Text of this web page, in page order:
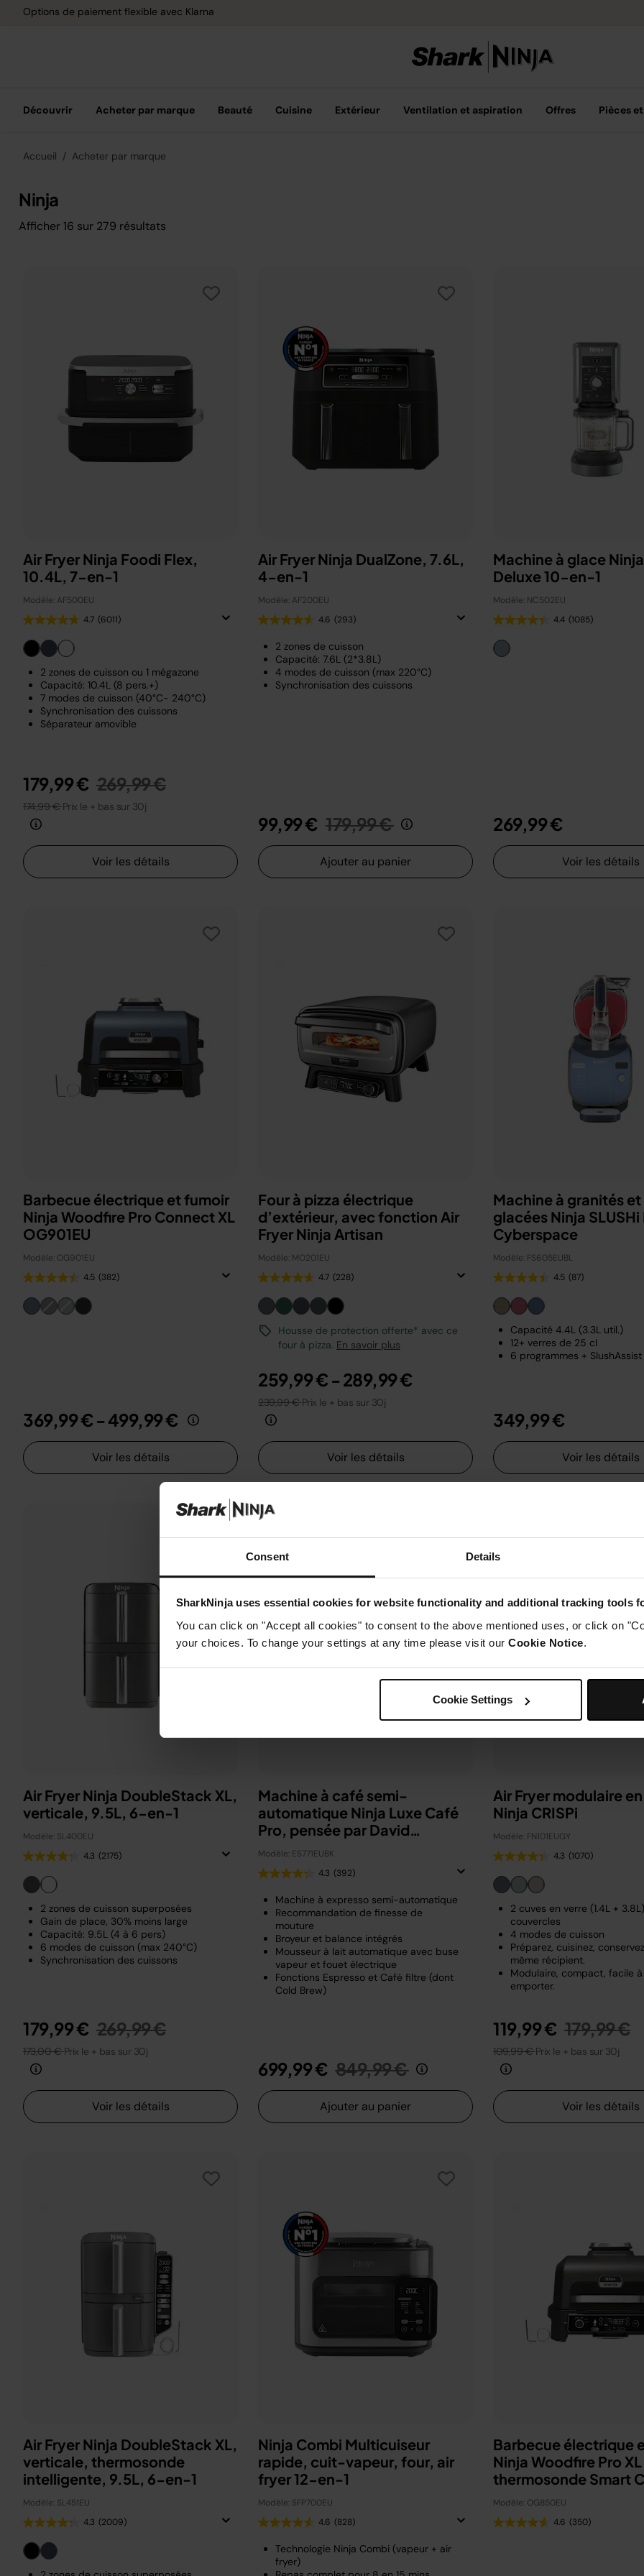
Consent Details
SharkNinja uses essential cookies for website functionality and additional tracking tools
You can click on "Accept all cookies" to consent to the above mentioned uses, or click on
your choices. To change your settings at any time please visit our Cookie Notice.
Cookie Settings
Options de paiement flexible avec Klarna Livraison
Découvrir Acheter par marque Beauté Cuisine Extérieur Ventilation et aspiration Offres Pièces
Accueil Acheter par marque
Ninja
Afficher 16 sur 279 résultats
Air Fryer Ninja Foodi Flex,
10.4L, 7-en-1
Modèle: AF500EU
4.7 (6011)
2 zones de cuisson ou 1 mégazone
Capacité: 10.4L (8 pers.+)
7 modes de cuisson (40°C- 240°C)
Synchronisation des cuissons
Séparateur amovible
179,99 € Prix réduit de
269,99 €au
174,99 €Prix le + bas sur 30j
Voir les détails
Air Fryer Ninja DualZone, 7.6L,
4-en-1
Modèle: AF200EU
4.6 (293)
2 zones de cuisson
Capacité: 7.6L (2*3.8L)
4 modes de cuisson (max 220°C)
Synchronisation des cuissons
99,99 € Prix réduit de
179,99 €au
Ajouter au panier
Machine à glace
Deluxe 10-en-1
Modèle: NC502EU
4.4 (1085)
269,99 €
Voir les détails
Barbecue électrique et fumoir
Ninja Woodfire Pro Connect XL
OG901EU
Modèle: OG901EU
4.5 (382)
369,99 € - 499,99 €
Voir les détails
Four à pizza électrique
d’extérieur, avec fonction Air
Fryer Ninja Artisan
Modèle: MO201EU
4.7 (228)
Housse de protection offerte* avec ce
four à pizza. En savoir plus
259,99 € - 289,99 €
239,99 €Prix le + bas sur 30j
Voir les détails
Machine à granités
glacées Ninja SLUSHi
Cyberspace
Modèle: FS605EUBL
4.5 (87)
Capacité 4.4L (3.3L util.)
12+ verres de 25 cl
6 programmes + SlushAssist
349,99 €
Voir les détails
Air Fryer Ninja DoubleStack XL,
verticale, 9.5L, 6-en-1
Modèle: SL400EU
4.3 (2175)
2 zones de cuisson superposées
Gain de place, 30% moins large
Capacité: 9.5L (4 à 6 pers)
6 modes de cuisson (max 240°C)
Synchronisation des cuissons
179,99 € Prix réduit de
269,99 €au
173,00 €Prix le + bas sur 30j
Voir les détails
Machine à café semi-
automatique Ninja Luxe Café
Pro, pensée par David
Beckham
Modèle: ES771EUBK
4.3 (392)
Machine à expresso semi-automatique
Recommandation de finesse de
mouture
Broyeur et balance intégrés
Mousseur à lait automatique avec buse
vapeur et fouet électrique
Fonctions Espresso et Café filtre (dont
Cold Brew)
699,99 € Prix réduit de
849,99 €au
Ajouter au panier
Air Fryer modulaire
Ninja CRISPi
Modèle: FN101EUGY
4.3 (1070)
2 cuves en verre (1.4L +
couvercles
4 modes de cuisson
Préparez, cuisinez,
même récipient.
Modulaire, compact, facile
emporter.
119,99 € Prix réduit
179,99 €au
109,99 €Prix le + bas sur 30j
Voir les détails
Air Fryer Ninja DoubleStack XL,
verticale, thermosonde
intelligente, 9.5L, 6-en-1
Modèle: SL451EU
4.3 (2009)
Ninja Combi Multicuiseur
rapide, cuit-vapeur, four, air
fryer 12-en-1
Modèle: SFP700EU
4.6 (828)
Technologie Ninja Combi (vapeur + air
fryer)
Barbecue électrique
Ninja Woodfire Pro
thermosonde Smart
OG850EU
Modèle: OG850EU
4.6 (350)